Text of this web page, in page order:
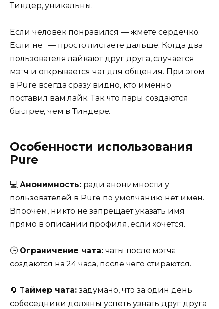
Тиндер, уникальны.
Если человек понравился — жмете сердечко.
Если нет — просто листаете дальше. Когда два
пользователя лайкают друг друга, случается
мэтч и открывается чат для общения. При этом
в Pure всегда сразу видно, кто именно
поставил вам лайк. Так что пары создаются
быстрее, чем в Тиндере.
Особенности использования
Pure
💻 Анонимность: ради анонимности у
пользователей в Pure по умолчанию нет имен.
Впрочем, никто не запрещает указать имя
прямо в описании профиля, если хочется.
🕒 Ограничение чата: чаты после мэтча
создаются на 24 часа, после чего стираются.
🔄 Таймер чата: задумано, что за один день
собеседники должны успеть узнать друг друга